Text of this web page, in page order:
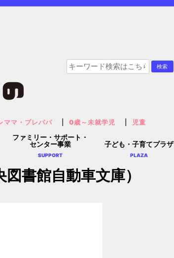
ファミリー・サポート・
センター事業
SUPPORT
子ども・子育てプラザ
PLAZA
ママ・プレパパ 0歳～未就学児 児童
書館自動車文庫）